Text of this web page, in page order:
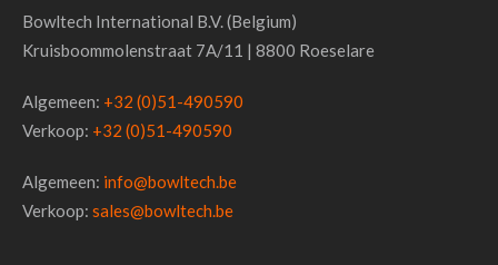
Bowltech International B.V. (Belgium)
Kruisboommolenstraat 7A/11 | 8800 Roeselare
Algemeen: +32 (0)51-490590
Verkoop: +32 (0)51-490590
Algemeen: info@bowltech.be
Verkoop: sales@bowltech.be